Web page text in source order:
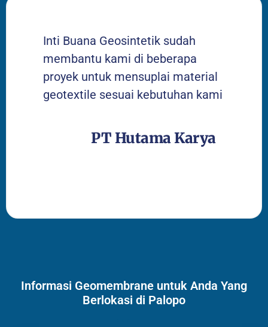
Inti Buana Geosintetik sudah
membantu kami di beberapa
proyek untuk mensuplai material
geotextile sesuai kebutuhan kami
PT Hutama Karya
Informasi Geomembrane untuk Anda Yang
Berlokasi di Palopo